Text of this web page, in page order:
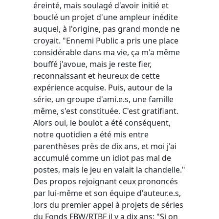
éreinté, mais soulagé d'avoir initié et
bouclé un projet d'une ampleur inédite
auquel, à l'origine, pas grand monde ne
croyait. "Ennemi Public a pris une place
considérable dans ma vie, ça m'a même
bouffé j'avoue, mais je reste fier,
reconnaissant et heureux de cette
expérience acquise. Puis, autour de la
série, un groupe d'ami.e.s, une famille
même, s'est constituée. C'est gratifiant.
Alors oui, le boulot a été conséquent,
notre quotidien a été mis entre
parenthèses près de dix ans, et moi j'ai
accumulé comme un idiot pas mal de
postes, mais le jeu en valait la chandelle."
Des propos rejoignant ceux prononcés
par lui-même et son équipe d'auteur.e.s,
lors du premier appel à projets de séries
du Fonds FBW/RTBF il y a dix ans: "Si on